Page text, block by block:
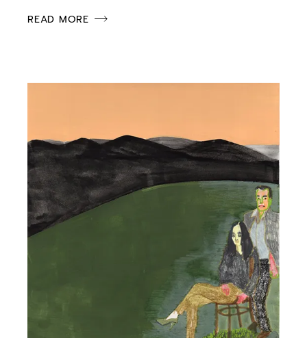
READ MORE